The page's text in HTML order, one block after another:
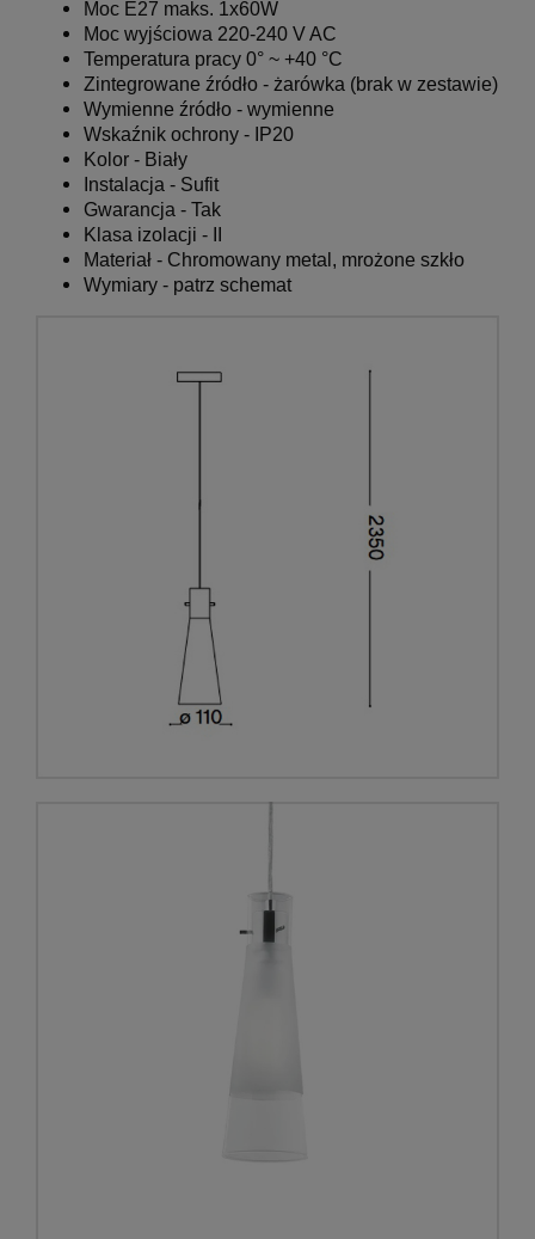
Moc E27 maks. 1x60W
Moc wyjściowa 220-240 V AC
Temperatura pracy 0° ~ +40 °C
Zintegrowane źródło - żarówka (brak w zestawie)
Wymienne źródło - wymienne
Wskaźnik ochrony - IP20
Kolor - Biały
Instalacja - Sufit
Gwarancja - Tak
Klasa izolacji - II
Materiał - Chromowany metal, mrożone szkło
Wymiary - patrz schemat